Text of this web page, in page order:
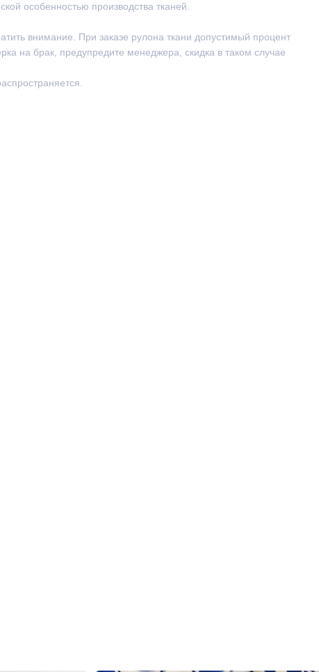
особенностью производства тканей.
внимание. При заказе рулона ткани допустимый процент
на брак, предупредите менеджера, скидка в таком случае